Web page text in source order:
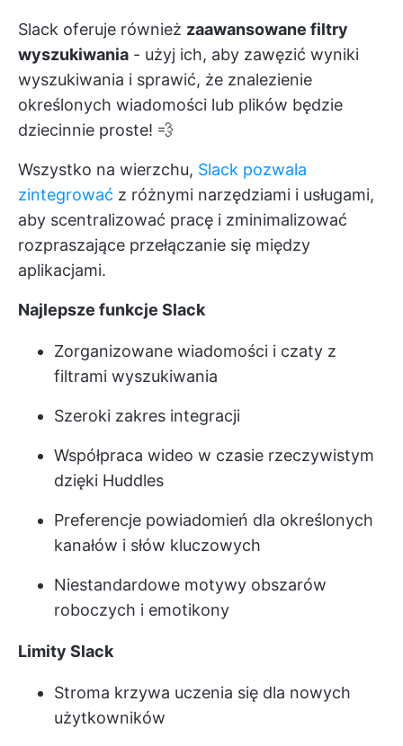
Slack oferuje również zaawansowane filtry
wyszukiwania - użyj ich, aby zawęzić wyniki
wyszukiwania i sprawić, że znalezienie
określonych wiadomości lub plików będzie
dziecinnie proste! 💨
Wszystko na wierzchu, Slack pozwala
zintegrować z różnymi narzędziami i usługami,
aby scentralizować pracę i zminimalizować
rozpraszające przełączanie się między
aplikacjami.
Najlepsze funkcje Slack
Zorganizowane wiadomości i czaty z
filtrami wyszukiwania
Szeroki zakres integracji
Współpraca wideo w czasie rzeczywistym
dzięki Huddles
Preferencje powiadomień dla określonych
kanałów i słów kluczowych
Niestandardowe motywy obszarów
roboczych i emotikony
Limity Slack
Stroma krzywa uczenia się dla nowych
użytkowników